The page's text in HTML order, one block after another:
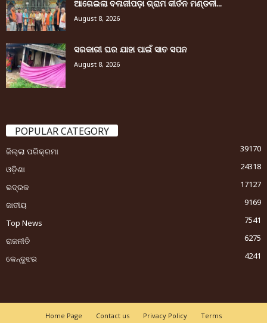
ଆଗେଇଲା ବଳାଜୀପଡ଼ା ଗ୍ରାମ କୀର୍ତନ ମଣ୍ଡଳୀ...
August 8, 2026
ସରକାରୀ ଘର ଯାହା ପାଇଁ ସାତ ସପନ
August 8, 2026
POPULAR CATEGORY
ଜିଲ୍ଲା ପରିକ୍ରମା
39170
ଓଡ଼ିଶା
24318
ଭଦ୍ରକ
17127
ଜାତୀୟ
9169
Top News
7541
ରାଜନୀତି
6275
କେନ୍ଦୁଝର
4241
Home Page Contact us Privacy Policy Terms